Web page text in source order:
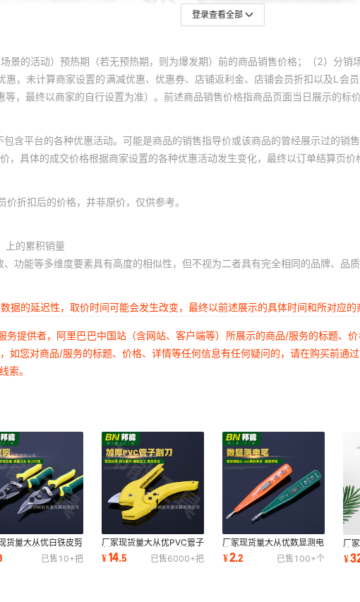
登录查看全部
景的活动）预热期（若无预热期，则为爆发期）前的商品销售价格；（2）分
，未计算商家设置的满减优惠、优惠券、店铺返利金、店铺会员折扣以及L会
，最终以商家的自行设置为准）。前述商品销售价格指商品页面当日展示的
含平台的各种优惠活动。可能是商品的销售指导价或该商品的曾经展示过的销
，具体的成交价格根据商家设置的各种优惠活动发生变化，最终以订单结算页价
折扣后的价格，并非原价，仅供参考。
上的累积销量
功能等多维度要素具有高度的相似性，但不视为二者具有完全相同的品牌、品
据的延迟性，取价时间可能会发生改变，最终以前述展示的具体时间和所对应的
提供者，阿里巴巴中国站（含网站、客户端等）所展示的商品/服务的标题、
如您对商品/服务的标题、价格、详情等任何信息有任何疑问的，请在购买前通
索。
货量大从优白铁皮剪
钢铁皮剪刀钢丝钳手
航空剪
已售 10+把
厂家现货量大从优PVC管子
割刀PPR剪刀水管刀割管器
切管器刀剪管器
¥14.5 已售6000+把
厂家现货量大从优数显测电
笔 数显电笔测电笔 家用验
电器试电笔
¥2.2 已售 100+个
厂
速
具
¥